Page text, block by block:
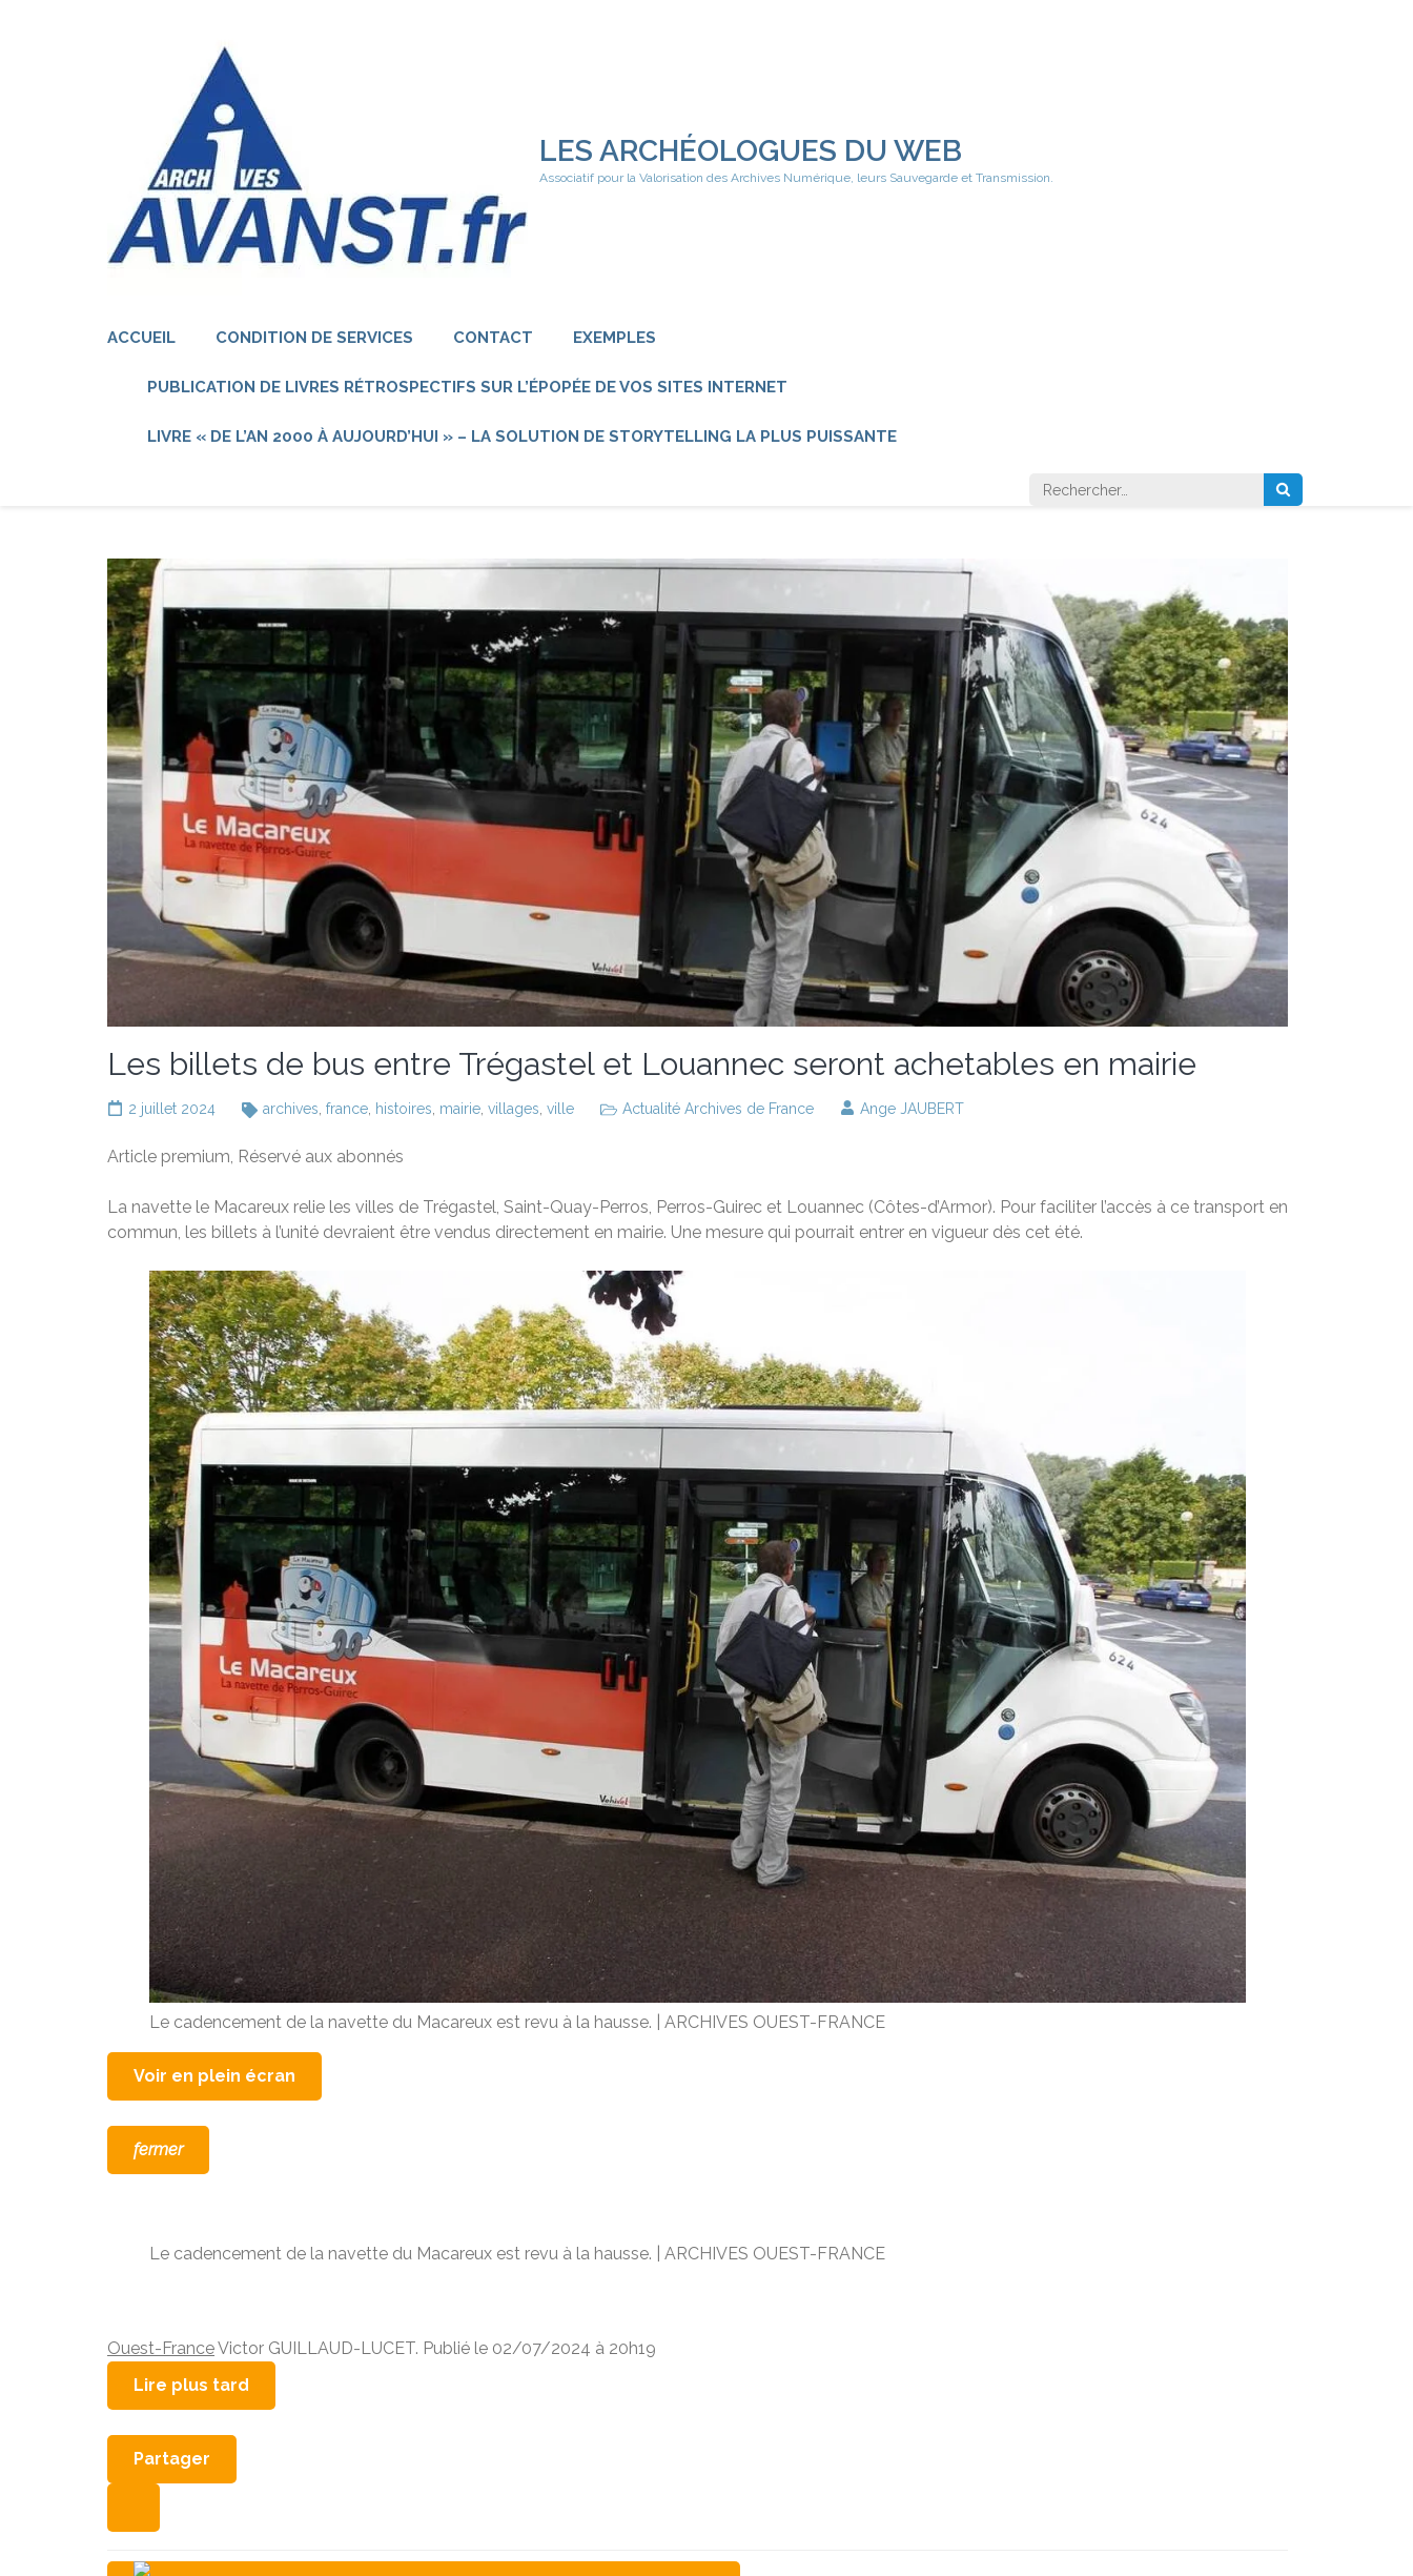
LES ARCHÉOLOGUES DU WEB
Associatif pour la Valorisation des Archives Numérique, leurs Sauvegarde et Transmission.
ACCUEIL CONDITION DE SERVICES CONTACT EXEMPLES
PUBLICATION DE LIVRES RÉTROSPECTIFS SUR L’ÉPOPÉE DE VOS SITES INTERNET
LIVRE « DE L’AN 2000 À AUJOURD’HUI » – LA SOLUTION DE STORYTELLING LA PLUS PUISSANTE
Rechercher :
Les billets de bus entre Trégastel et Louannec seront achetables en mairie
2 juillet 2024 archives, france, histoires, mairie, villages, ville Actualité Archives de France Ange JAUBERT
Article premium, Réservé aux abonnés
La navette le Macareux relie les villes de Trégastel, Saint-Quay-Perros, Perros-Guirec et Louannec (Côtes-d’Armor). Pour faciliter l’accès à ce transport en
commun, les billets à l’unité devraient être vendus directement en mairie. Une mesure qui pourrait entrer en vigueur dès cet été.
Le cadencement de la navette du Macareux est revu à la hausse. | ARCHIVES OUEST-FRANCE
Voir en plein écran
fermer
Le cadencement de la navette du Macareux est revu à la hausse. | ARCHIVES OUEST-FRANCE
Ouest-FranceVictor GUILLAUD-LUCET. Publié le 02/07/2024 à 20h19
Lire plus tard
Partager